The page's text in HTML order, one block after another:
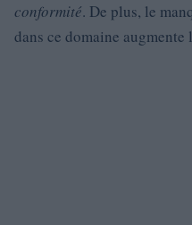
conformité. De plus, le
dans ce domaine augmente